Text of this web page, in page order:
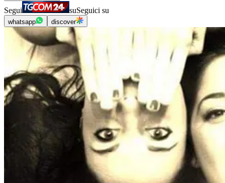
Segui suSeguici su
whatsapp discover